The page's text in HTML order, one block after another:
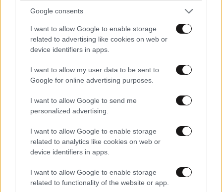
Google consents
I want to allow Google to enable storage
related to advertising like cookies on web or
device identifiers in apps.
I want to allow my user data to be sent to
Google for online advertising purposes.
I want to allow Google to send me
personalized advertising.
I want to allow Google to enable storage
related to analytics like cookies on web or
device identifiers in apps.
I want to allow Google to enable storage
related to functionality of the website or app.
Η Τουρκία προκαλεί «γκριζάροντας» ξανά το
Αιγαίο – Μετά το Χωροταξικό Πλαίσιο για τον
ελληνικό τουρισμό, το τουρκικό ΥΠΕΞ τραβάει
το σχοινί